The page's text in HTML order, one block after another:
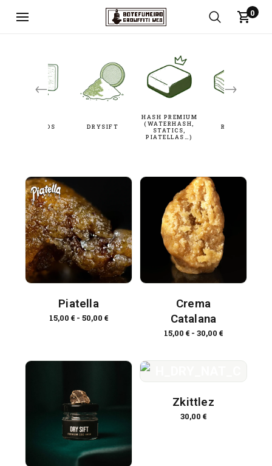
0
← →
Piatella
15,00 € - 50,00 €
Crema
Catalana
15,00 € - 30,00 €
Zkittlez
30,00 €